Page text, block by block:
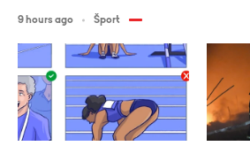
9 hours ago Šport